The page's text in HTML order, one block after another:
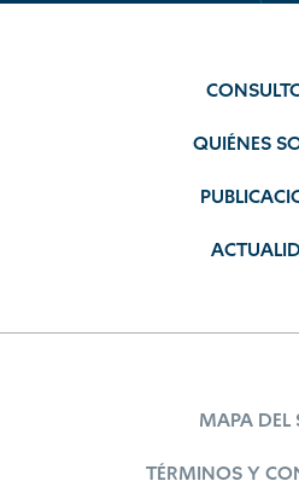
QUIÉNES
MAPA DEL
TÉRMINOS Y